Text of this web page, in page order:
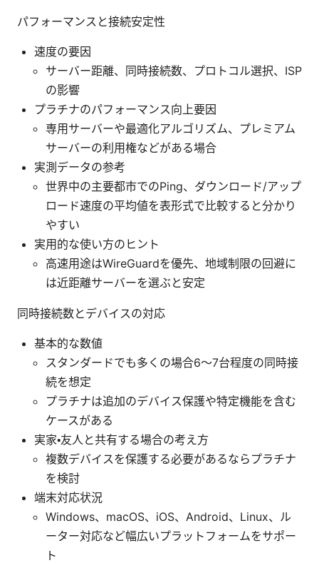
パフォーマンスと接続安定性
速度の要因
サーバー距離、同時接続数、プロトコル選択、ISP
の影響
プラチナのパフォーマンス向上要因
専用サーバーや最適化アルゴリズム、プレミアム
サーバーの利用権などがある場合
実測データの参考
世界中の主要都市でのPing、ダウンロード/アップ
ロード速度の平均値を表形式で比較すると分かり
やすい
実用的な使い方のヒント
高速用途はWireGuardを優先、地域制限の回避に
は近距離サーバーを選ぶと安定
同時接続数とデバイスの対応
基本的な数値
スタンダードでも多くの場合6〜7台程度の同時接
続を想定
プラチナは追加のデバイス保護や特定機能を含む
ケースがある
実家・友人と共有する場合の考え方
複数デバイスを保護する必要があるならプラチナ
を検討
端末対応状況
Windows、macOS、iOS、Android、Linux、ル
ーター対応など幅広いプラットフォームをサポー
ト